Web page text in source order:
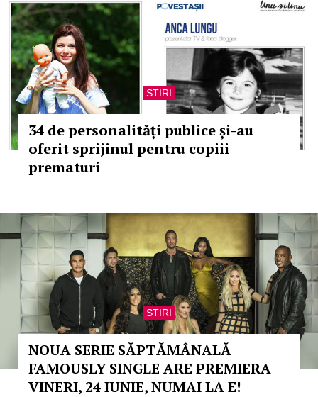
STIRI
34 de personalități publice și-au
oferit sprijinul pentru copiii
prematuri
STIRI
NOUA SERIE SĂPTĂMÂNALĂ
FAMOUSLY SINGLE ARE PREMIERA
VINERI, 24 IUNIE, NUMAI LA E!